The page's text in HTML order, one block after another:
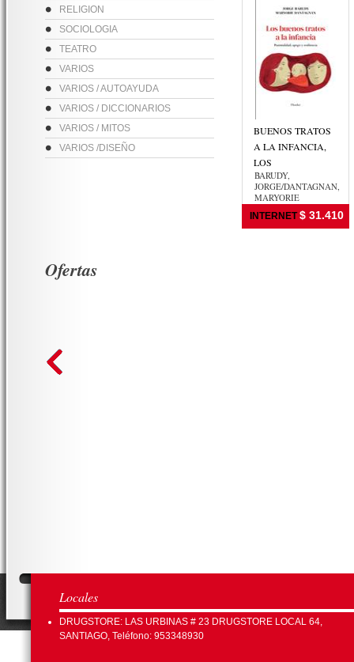
RELIGION
SOCIOLOGIA
TEATRO
VARIOS
VARIOS / AUTOAYUDA
VARIOS / DICCIONARIOS
VARIOS / MITOS
VARIOS /DISEÑO
BUENOS TRATOS
A LA INFANCIA,
LOS
BARUDY,
JORGE/DANTAGNAN,
MARYORIE
INTERNET $ 31.410
Ofertas
Locales
DRUGSTORE: LAS URBINAS # 23 DRUGSTORE LOCAL 64,
SANTIAGO, Teléfono: 953348930